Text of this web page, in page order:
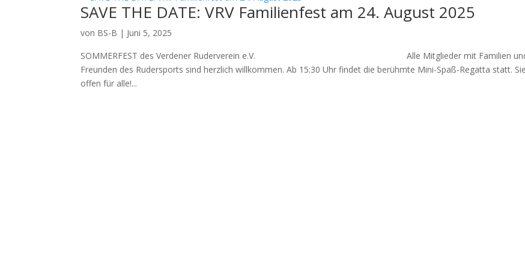
SAVE THE DATE: VRV Familienfest am 24. August 2025
von BS-B | Juni 5, 2025
SOMMERFEST des Verdener Ruderverein e.V. Alle Mitglieder mit Familien
Freunden des Rudersports sind herzlich willkommen. Ab 15:30 Uhr findet die berühmte Mini-Spaß-Regatta statt.
offen für alle!...